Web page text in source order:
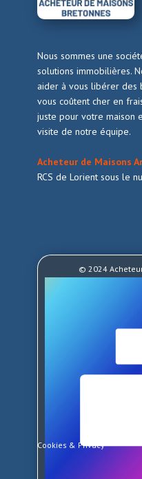
Nous sommes une
solutions immobilières.
aider à vous libérer des
vous coûtent cher en
juste pour votre maison
visite de notre équipe.
Acheteur de Maisons
RCS de Lorient sous le
© 2024
Cookies & Privacy